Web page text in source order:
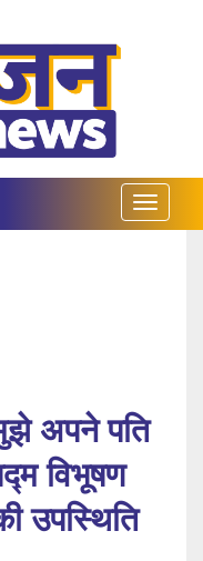
अपने पति
विभूषण
उपस्थिति